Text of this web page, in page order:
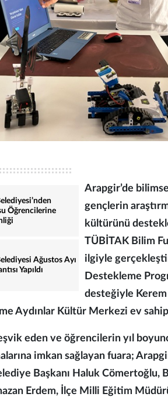
Öğrencilerine
Ağustos Ayı
Yapıldı
Arapgir’de
gençlerin
kültürünü
TÜBİTAK Bilim
ilgiyle
Destekleme
desteğiyle Kerem
Aydınlar Kültür Merkezi ev
eden ve öğrencilerin yıl
imkan sağlayan fuara;
Başkanı Haluk Cömertoğlu,
Erdem, İlçe Milli Eğitim